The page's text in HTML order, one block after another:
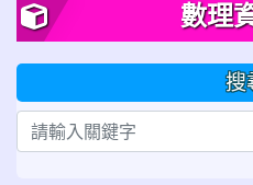
數理
搜